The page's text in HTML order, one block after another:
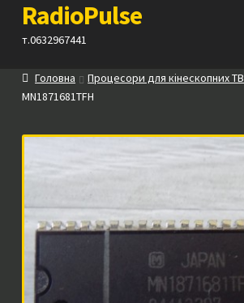
Перейти
до
Перейти
до
RadioPulse
т.0632967441
Каталог
Прайс
Посилання
Головна Процесори для кінескопних ТВ
MN1871681TFH